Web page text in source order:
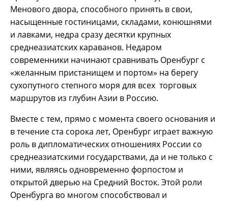
Менового двора, способного принять в свои,
насыщенные гостиницами, складами, конюшнями
и лавками, недра сразу десятки крупных
среднеазиатских караванов. Недаром
современники начинают сравнивать Оренбург с
«желанным пристанищем и портом» на берегу
сухопутного степного моря для всех торговых
маршрутов из глубин Азии в Россию.
Вместе с тем, прямо с момента своего основания и
в течение ста сорока лет, Оренбург играет важную
роль в дипломатических отношениях России со
среднеазиатскими государствами, да и не только с
ними, являясь одновременно форпостом и
открытой дверью на Средний Восток. Этой роли
Оренбурга во многом способствовал и